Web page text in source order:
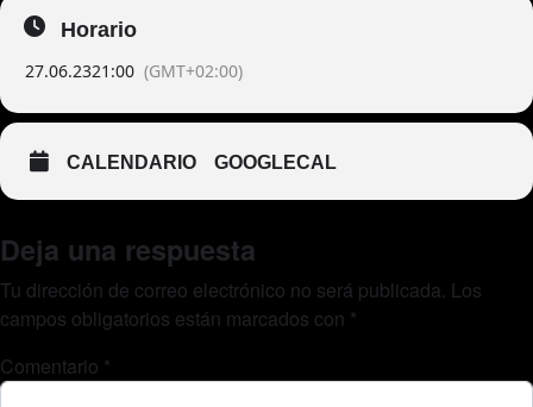
Horario
27.06.2321:00 (GMT+02:00)
CALENDARIO GOOGLECAL
Deja una respuesta
Tu dirección de correo electrónico no será publicada. Los
campos obligatorios están marcados con *
Comentario *